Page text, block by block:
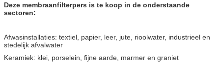
Deze membraanfilterpers is te koop in de onderstaande
sectoren:
Afwasinstallaties: textiel, papier, leer, jute, rioolwater, industrieel en
stedelijk afvalwater
Keramiek: klei, porselein, fijne aarde, marmer en graniet